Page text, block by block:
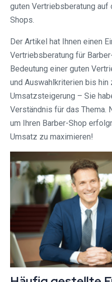
guten Vertriebsberatung auf
Shops.
Der Artikel hat Ihnen einen
Vertriebsberatung für
Bedeutung einer guten
und Auswahlkriterien bis
Umsatzsteigerung – Sie
Verständnis für das Thema.
um Ihren Barber-Shop
Umsatz zu maximieren!